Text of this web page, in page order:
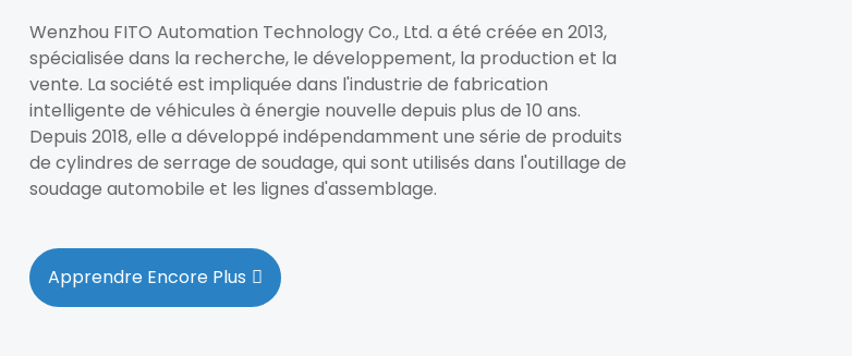
Wenzhou FITO Automation Technology Co., Ltd. a été créée en 2013,
spécialisée dans la recherche, le développement, la production et la
vente. La société est impliquée dans l'industrie de fabrication
intelligente de véhicules à énergie nouvelle depuis plus de 10 ans.
Depuis 2018, elle a développé indépendamment une série de produits
de cylindres de serrage de soudage, qui sont utilisés dans l'outillage de
soudage automobile et les lignes d'assemblage.
Apprendre Encore Plus